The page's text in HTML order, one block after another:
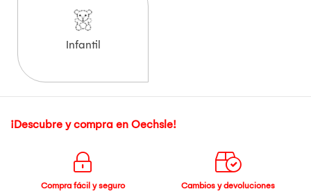
Infantil
¡Descubre y compra en Oechsle!
Compra fácil y seguro
Cambios y devoluciones